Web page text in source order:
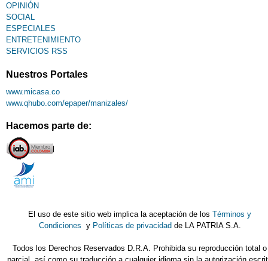
OPINIÓN
SOCIAL
ESPECIALES
ENTRETENIMIENTO
SERVICIOS RSS
Nuestros Portales
www.micasa.co
www.qhubo.com/epaper/manizales/
Hacemos parte de:
El uso de este sitio web implica la aceptación de losTérminos y
Condiciones y Políticas de privacidad de LA PATRIA S.A.
Todos los Derechos Reservados D.R.A. Prohibida su reproducción total o